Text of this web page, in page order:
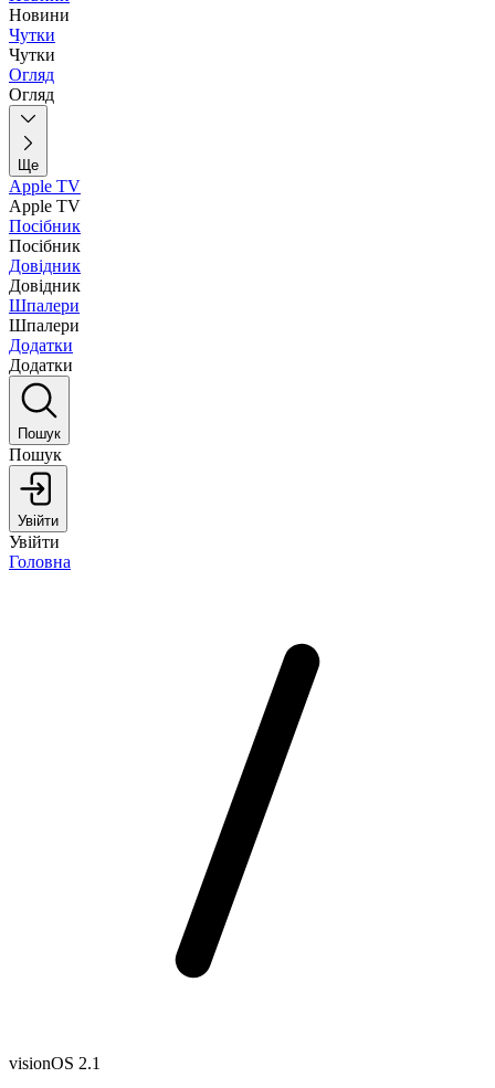
Новини
Чутки
Чутки
Огляд
Огляд
Ще
Apple TV
Apple TV
Посібник
Посібник
Довідник
Довідник
Шпалери
Шпалери
Додатки
Додатки
Пошук
Пошук
Увійти
Увійти
Головна
visionOS 2.1